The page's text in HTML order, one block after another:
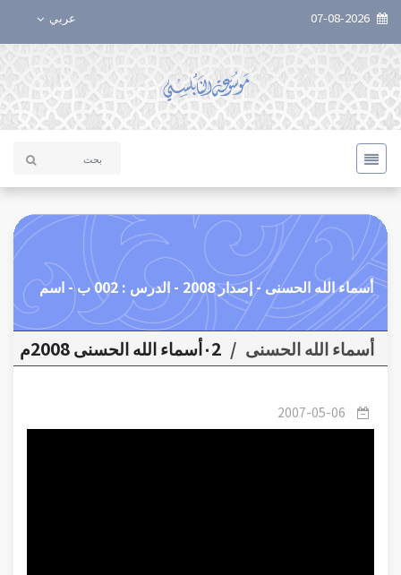
عربي
أسماء الله الحسنى - إصدار 2008 - الدرس : 002 ب - اسم
الله الأكرم 2
أسماء الله الحسنى / ٠2أسماء الله الحسنى 2008م
2007-05-06